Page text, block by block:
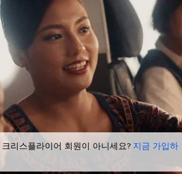
리스플라이어 회원이 아니세요? 지금 가입하